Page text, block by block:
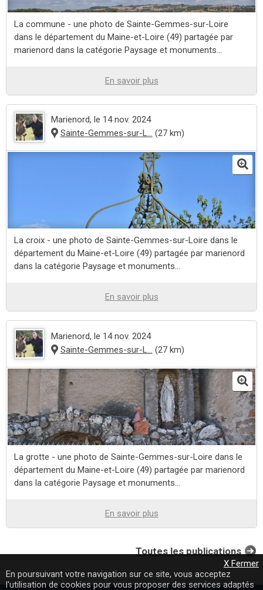
La commune - une photo de Sainte-Gemmes-sur-Loire
dans le département du Maine-et-Loire (49) partagée par
marienord dans la catégorie Paysage et monuments...
En savoir plus
Marienord, le 14 nov. 2024
Sainte-Gemmes-sur-L... (27 km)
La croix - une photo de Sainte-Gemmes-sur-Loire dans le
département du Maine-et-Loire (49) partagée par marienord
dans la catégorie Paysage et monuments...
En savoir plus
Marienord, le 14 nov. 2024
Sainte-Gemmes-sur-L... (27 km)
La grotte - une photo de Sainte-Gemmes-sur-Loire dans le
département du Maine-et-Loire (49) partagée par marienord
dans la catégorie Paysage et monuments...
En savoir plus
Toutes les publications
X Fermer
En poursuivant votre navigation sur ce site, vous acceptez
l'utilisation de cookies pour vous proposer des services adaptés